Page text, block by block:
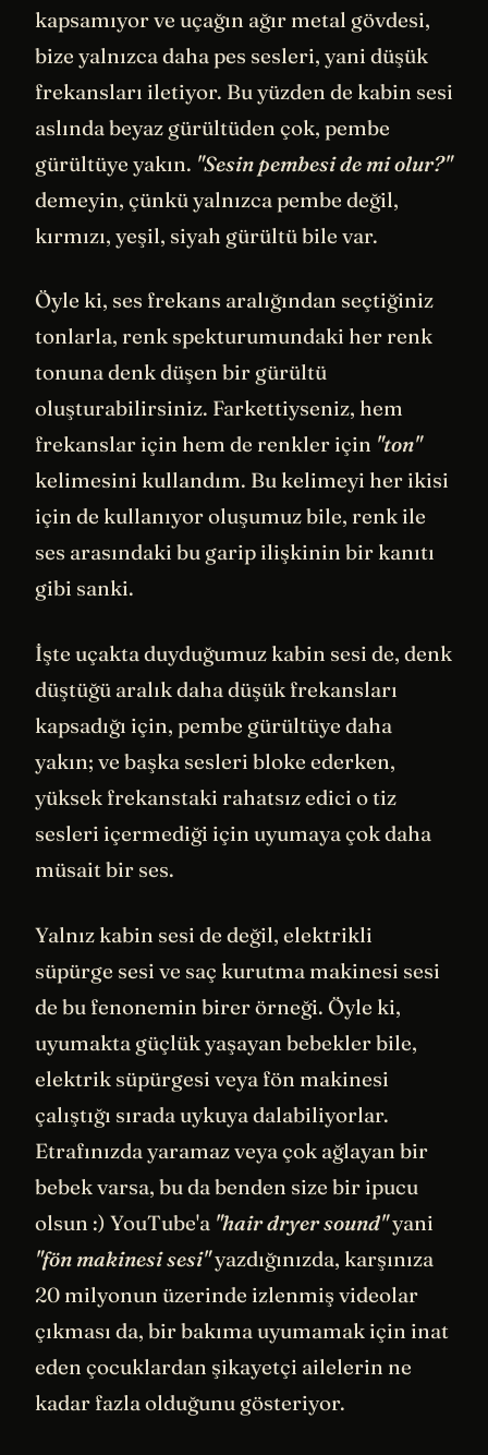
kapsamıyor ve uçağın ağır metal gövdesi,
bize yalnızca daha pes sesleri, yani düşük
frekansları iletiyor. Bu yüzden de kabin sesi
aslında beyaz gürültüden çok, pembe
gürültüye yakın. "Sesin pembesi de mi olur?"
demeyin, çünkü yalnızca pembe değil,
kırmızı, yeşil, siyah gürültü bile var.
Öyle ki, ses frekans aralığından seçtiğiniz
tonlarla, renk spekturumundaki her renk
tonuna denk düşen bir gürültü
oluşturabilirsiniz. Farkettiyseniz, hem
frekanslar için hem de renkler için "ton"
kelimesini kullandım. Bu kelimeyi her ikisi
için de kullanıyor oluşumuz bile, renk ile
ses arasındaki bu garip ilişkinin bir kanıtı
gibi sanki.
İşte uçakta duyduğumuz kabin sesi de, denk
düştüğü aralık daha düşük frekansları
kapsadığı için, pembe gürültüye daha
yakın; ve başka sesleri bloke ederken,
yüksek frekanstaki rahatsız edici o tiz
sesleri içermediği için uyumaya çok daha
müsait bir ses.
Yalnız kabin sesi de değil, elektrikli
süpürge sesi ve saç kurutma makinesi sesi
de bu fenonemin birer örneği. Öyle ki,
uyumakta güçlük yaşayan bebekler bile,
elektrik süpürgesi veya fön makinesi
çalıştığı sırada uykuya dalabiliyorlar.
Etrafınızda yaramaz veya çok ağlayan bir
bebek varsa, bu da benden size bir ipucu
olsun :) YouTube'a "hair dryer sound"yani
"fön makinesi sesi"yazdığınızda, karşınıza
20 milyonun üzerinde izlenmiş videolar
çıkması da, bir bakıma uyumamak için inat
eden çocuklardan şikayetçi ailelerin ne
kadar fazla olduğunu gösteriyor.